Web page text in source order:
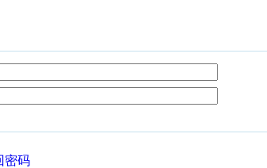
密码